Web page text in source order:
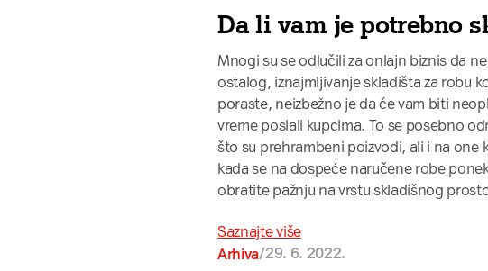
Da li vam je potrebno
Mnogi su se odlučili za onlajn biznis da
ostalog, iznajmljivanje skladišta za robu
poraste, neizbežno je da će vam biti
vreme poslali kupcima. To se posebno
što su prehrambeni poizvodi, ali i na one
kada se na dospeće naručene robe
obratite pažnju na vrstu skladišnog
Saznajte više
Arhiva/29. 6. 2022.